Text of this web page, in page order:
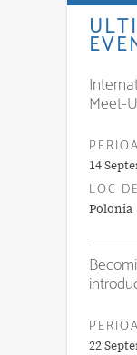
Meet-
14
LOC
Polonia
22